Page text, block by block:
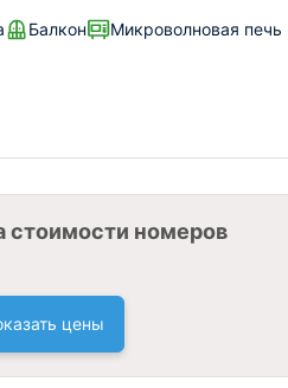
Балкон
Микроволновая печь
стоимости номеров
цены